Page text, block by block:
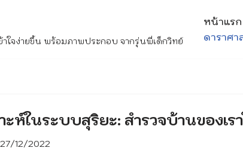
าใจง่ายขึ้น พร้อมภาพประกอบ จากรุ่นพี่เด็กวิทย์
หน้าแรก
ดาราศา
ะห์ในระบบสุริยะ: สำรวจบ้านของเร
27/12/2022